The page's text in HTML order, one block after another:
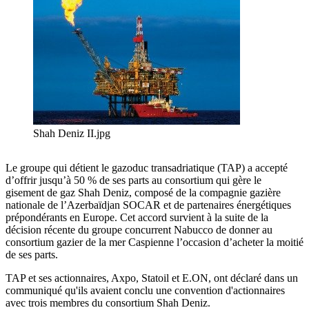
Shah Deniz II.jpg
Le groupe qui détient le gazoduc transadriatique (TAP) a accepté
d’offrir jusqu’à 50 % de ses parts au consortium qui gère le
gisement de gaz Shah Deniz, composé de la compagnie gazière
nationale de l’Azerbaïdjan SOCAR et de partenaires énergétiques
prépondérants en Europe. Cet accord survient à la suite de la
décision récente du groupe concurrent Nabucco de donner au
consortium gazier de la mer Caspienne l’occasion d’acheter la moitié
de ses parts.
TAP et ses actionnaires, Axpo, Statoil et E.ON, ont déclaré dans un
communiqué qu'ils avaient conclu une convention d'actionnaires
avec trois membres du consortium Shah Deniz.